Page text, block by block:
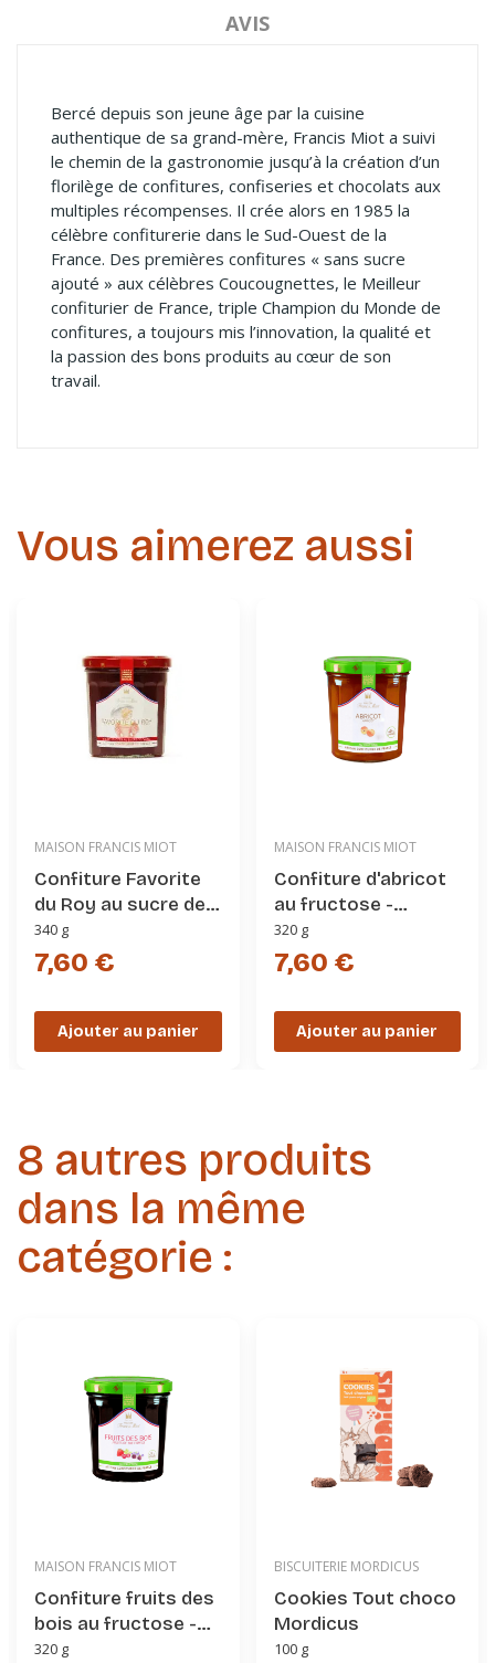
AVIS
Bercé depuis son jeune âge par la cuisine
authentique de sa grand-mère, Francis Miot a suivi
le chemin de la gastronomie jusqu’à la création d’un
florilège de confitures, confiseries et chocolats aux
multiples récompenses. Il crée alors en 1985 la
célèbre confiturerie dans le Sud-Ouest de la
France. Des premières confitures « sans sucre
ajouté » aux célèbres Coucougnettes, le Meilleur
confiturier de France, triple Champion du Monde de
confitures, a toujours mis l’innovation, la qualité et
la passion des bons produits au cœur de son
travail.
Vous aimerez aussi
MAISON FRANCIS MIOT
Confiture Favorite
du Roy au sucre de
canne - Maison
Francis Miot
340 g
7,60 €
Ajouter au panier
MAISON FRANCIS MIOT
Confiture d'abricot
au fructose -
Maison Francis Miot
320 g
7,60 €
Ajouter au panier
8 autres produits
dans la même
catégorie :
MAISON FRANCIS MIOT
Confiture fruits des
bois au fructose -
Maison Francis Miot
320 g
BISCUITERIE MORDICUS
Cookies Tout choco
Mordicus
100 g